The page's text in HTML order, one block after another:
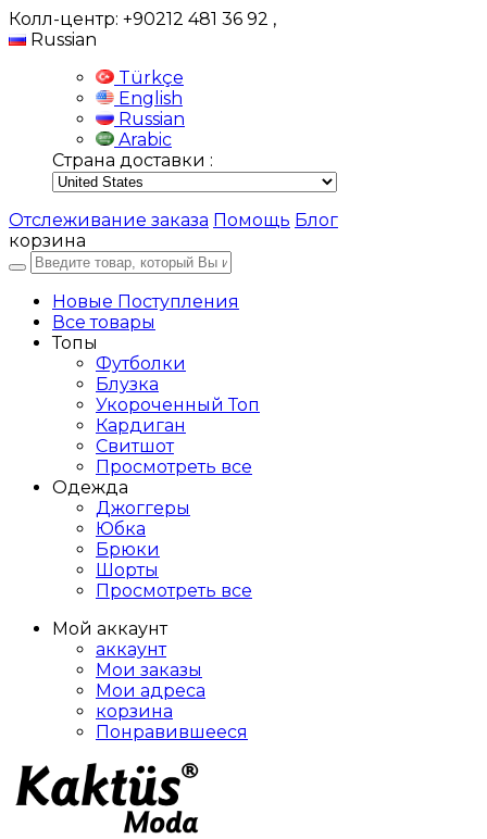
Колл-центр: +90212 481 36 92 ,
Russian
Türkçe
English
Russian
Arabic
Страна доставки :
Отслеживание заказа Помощь Блог
корзина
Новые Поступления
Все товары
Топы
Футболки
Блузка
Укороченный Топ
Кардиган
Свитшот
Просмотреть все
Одежда
Джоггеры
Юбка
Брюки
Шорты
Просмотреть все
Мой аккаунт
аккаунт
Мои заказы
Мои адреса
корзина
Понравившееся